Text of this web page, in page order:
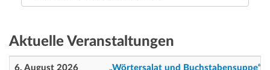
Aktuelle Veranstaltungen
6. August 2026
„Wörtersalat und Buchstabensuppe“